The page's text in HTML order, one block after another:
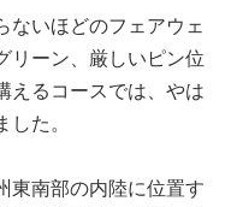
ないほどのフェアウェ
リーン、厳しいピン位
えるコースでは、やは
た。
東南部の内陸に位置す